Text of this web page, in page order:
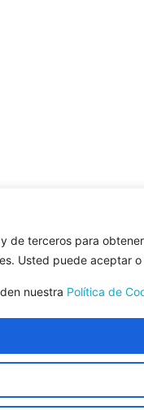
de terceros para
Usted puede aceptar
nuestra Política de